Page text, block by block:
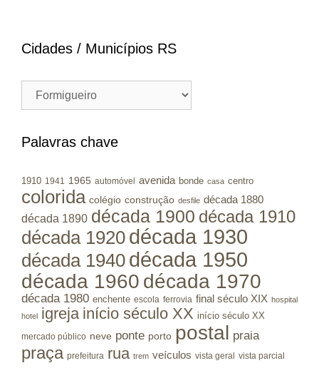
Cidades / Municípios RS
Cidades
Municípios
Palavras chave
1910 1941 1965 automóvel avenida bonde casa centro
colorida colégio construção desfile década 1880
década 1890 década 1900 década 1910
década 1920 década 1930
década 1940 década 1950
década 1960 década 1970
década 1980 enchente escola ferrovia final século XIX hospital
hotel igreja início século XX início século XX
mercado público neve ponte porto postal praia
praça prefeitura rua trem veículos vista geral vista parcial